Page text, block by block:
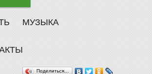
МУЗЫКА
Поделиться…